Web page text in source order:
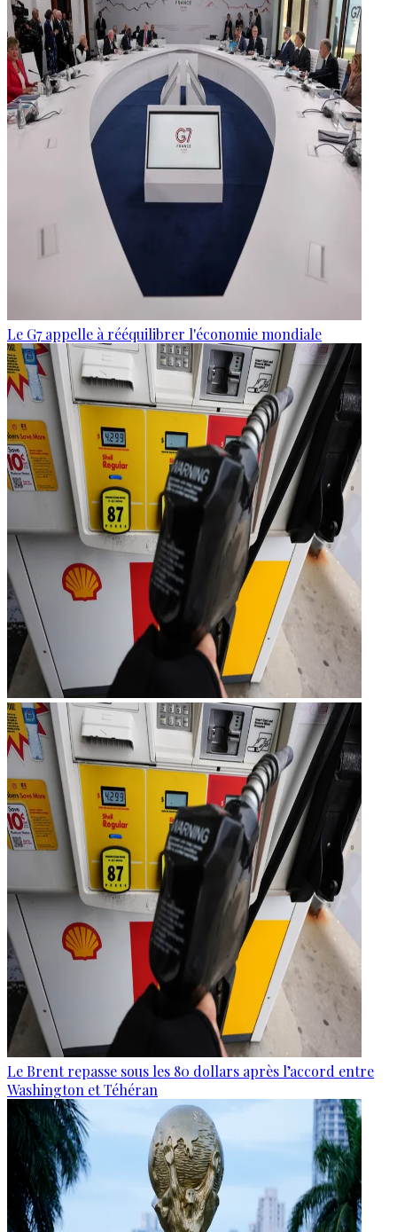
Le G7 appelle à rééquilibrer l'économie mondiale
Le Brent repasse sous les 80 dollars après l’accord entre
Washington et Téhéran